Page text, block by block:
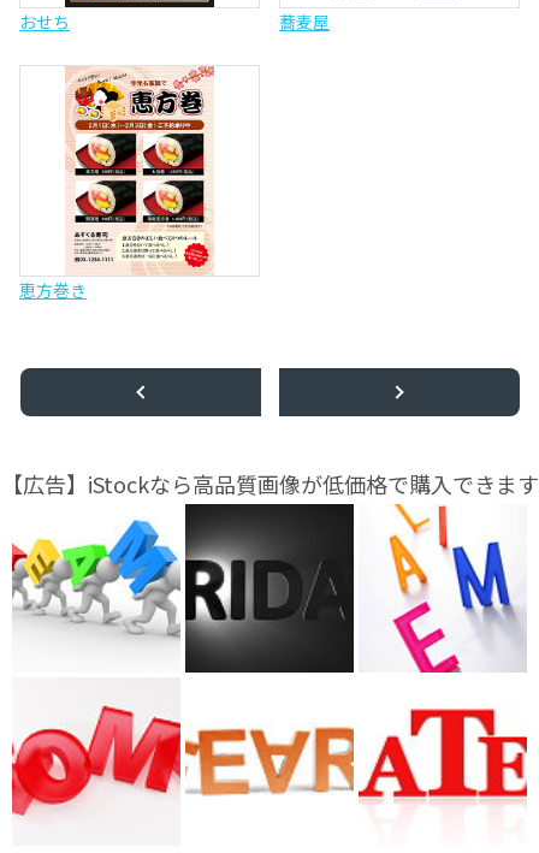
おせち 蕎麦屋
恵方巻き
【広告】iStockなら高品質画像が低価格で購入できます